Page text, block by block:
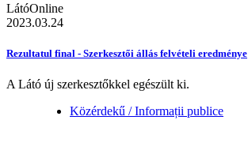
LátóOnline
2023.03.24
Rezultatul final - Szerkesztői állás felvételi eredménye
A Látó új szerkesztőkkel egészült ki.
Közérdekű / Informații publice